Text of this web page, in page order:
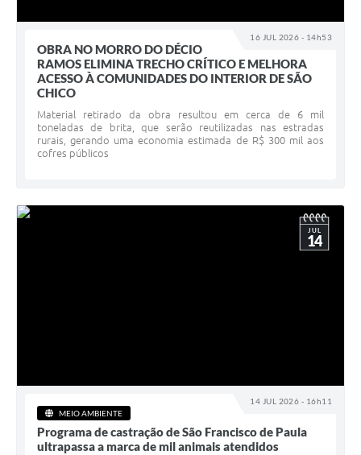
16 JUL 2026 - 14h53
OBRA NO MORRO DO DÉCIO
RAMOS ELIMINA TRECHO CRÍTICO E MELHORA
ACESSO À COMUNIDADES DO INTERIOR DE SÃO
CHICO
Material retirado da obra resultou em cerca de 6 mil
toneladas de brita, que serão reutilizadas nas estradas
rurais, gerando uma economia estimada de R$ 300 mil aos
cofres públicos
14 JUL 2026 - 16h11
JUL
14
MEIO AMBIENTE
Programa de castração de São Francisco de Paula
ultrapassa a marca de mil animais atendidos